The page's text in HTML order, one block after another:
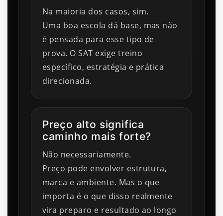
Na maioria dos casos, sim.
Uma boa escola dá base, mas não
é pensada para esse tipo de
prova. O SAT exige treino
específico, estratégia e prática
direcionada.
Preço alto significa
caminho mais forte?
Não necessariamente.
Preço pode envolver estrutura,
marca e ambiente. Mas o que
importa é o que disso realmente
vira preparo e resultado ao longo